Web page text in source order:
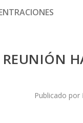
REUNIÓN
Publicado por